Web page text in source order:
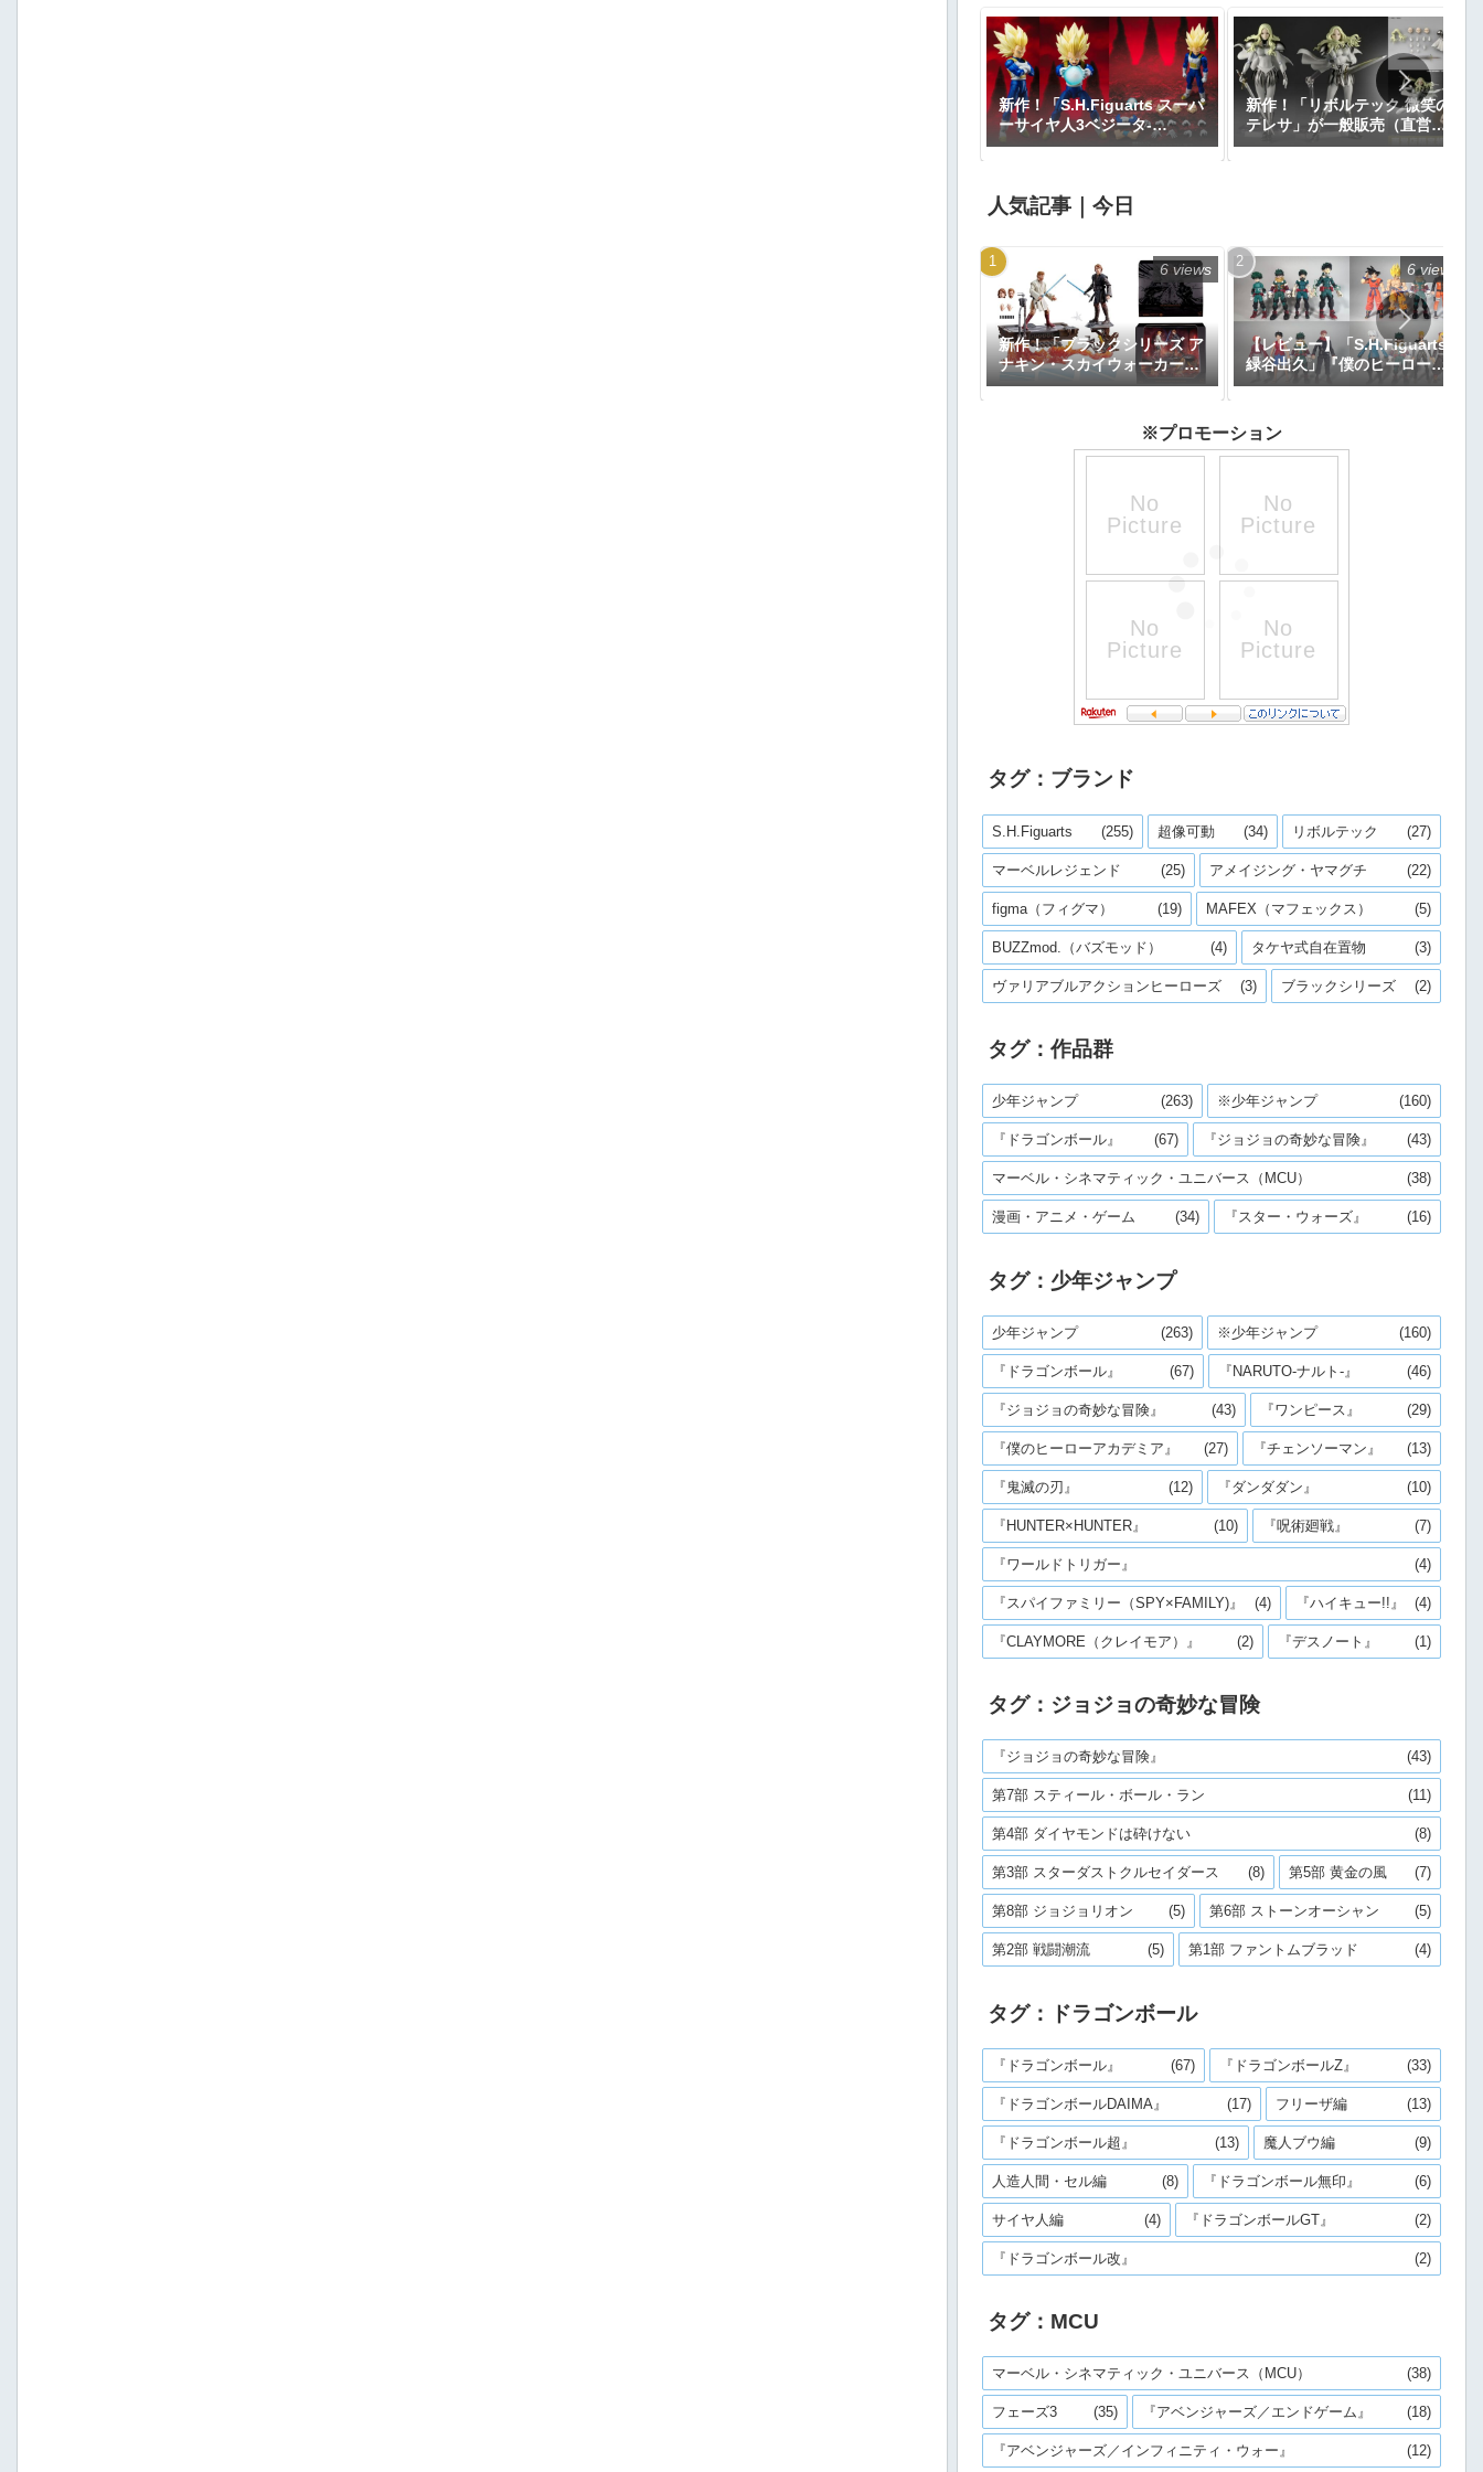
新作！「S.H.Figuarts スーパ
ーサイヤ人3ベジータ-
DAIMA-」がプレミアムバン
円｜発売日2027年1月予定
新作！「リボルテック 微笑の
テレサ」が一般販売（直営店
限定特典あり）で登場！
人気記事｜今日
新作！「ブラックシリーズ ア
ナキン・スカイウォーカー＆
オビ＝ワン・ケノービ プレミ
【Amazon.co.jp限定】で予
約開始｜価格26,616円、発売
6 views
【レビュー】「S.H.Figuarts
緑谷出久」『僕のヒーローア
カデミア』
6 views
※プロモーション
タグ：ブランド
S.H.Figuarts (255) 超像可動 (34) リボルテック (27)
マーベルレジェンド (25) アメイジング・ヤマグチ (22)
figma（フィグマ） (19) MAFEX（マフェックス） (5)
BUZZmod.（バズモッド） (4) タケヤ式自在置物 (3)
ヴァリアブルアクションヒーローズ (3) ブラックシリーズ (2)
タグ：作品群
少年ジャンプ (263) ※少年ジャンプ (160)
『ドラゴンボール』 (67) 『ジョジョの奇妙な冒険』 (43)
マーベル・シネマティック・ユニバース（MCU） (38)
漫画・アニメ・ゲーム (34) 『スター・ウォーズ』 (16)
タグ：少年ジャンプ
少年ジャンプ (263) ※少年ジャンプ (160)
『ドラゴンボール』 (67) 『NARUTO-ナルト-』 (46)
『ジョジョの奇妙な冒険』 (43) 『ワンピース』 (29)
『僕のヒーローアカデミア』 (27) 『チェンソーマン』 (13)
『鬼滅の刃』 (12) 『ダンダダン』 (10)
『HUNTER×HUNTER』 (10) 『呪術廻戦』 (7)
『ワールドトリガー』 (4)
『スパイファミリー（SPY×FAMILY)』 (4) 『ハイキュー!!』 (4)
『CLAYMORE（クレイモア）』 (2) 『デスノート』 (1)
タグ：ジョジョの奇妙な冒険
『ジョジョの奇妙な冒険』 (43)
第7部 スティール・ボール・ラン (11)
第4部 ダイヤモンドは砕けない (8)
第3部 スターダストクルセイダース (8) 第5部 黄金の風 (7)
第8部 ジョジョリオン (5) 第6部 ストーンオーシャン (5)
第2部 戦闘潮流 (5) 第1部 ファントムブラッド (4)
タグ：ドラゴンボール
『ドラゴンボール』 (67) 『ドラゴンボールZ』 (33)
『ドラゴンボールDAIMA』 (17) フリーザ編 (13)
『ドラゴンボール超』 (13) 魔人ブウ編 (9)
人造人間・セル編 (8) 『ドラゴンボール無印』 (6)
サイヤ人編 (4) 『ドラゴンボールGT』 (2)
『ドラゴンボール改』 (2)
タグ：MCU
マーベル・シネマティック・ユニバース（MCU） (38)
フェーズ3 (35) 『アベンジャーズ／エンドゲーム』 (18)
『アベンジャーズ／インフィニティ・ウォー』 (12)